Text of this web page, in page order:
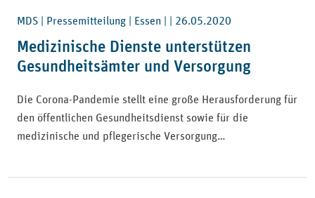
MDS | Pressemitteilung | Essen | | 26.05.2020
Medizinische Dienste unterstützen
Gesundheitsämter und Versorgung
Die Corona-Pandemie stellt eine große Herausforderung für
den öffentlichen Gesundheitsdienst sowie für die
medizinische und pflegerische Versorgung…